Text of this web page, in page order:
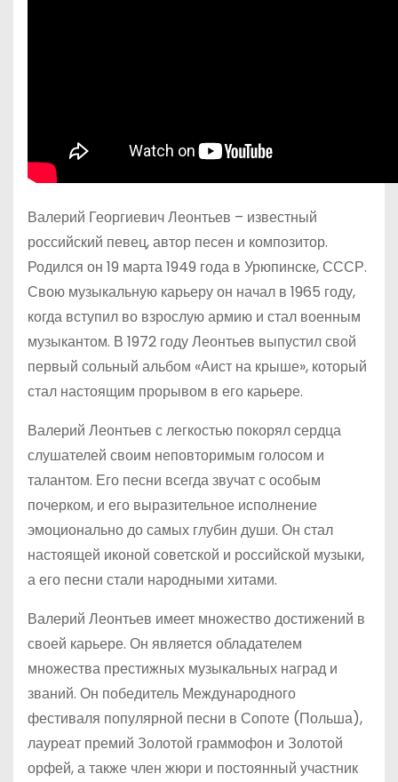
Валерий Георгиевич Леонтьев – известный
российский певец, автор песен и композитор.
Родился он 19 марта 1949 года в Урюпинске, СССР.
Свою музыкальную карьеру он начал в 1965 году,
когда вступил во взрослую армию и стал военным
музыкантом. В 1972 году Леонтьев выпустил свой
первый сольный альбом «Аист на крыше», который
стал настоящим прорывом в его карьере.
Валерий Леонтьев с легкостью покорял сердца
слушателей своим неповторимым голосом и
талантом. Его песни всегда звучат с особым
почерком, и его выразительное исполнение
эмоционально до самых глубин души. Он стал
настоящей иконой советской и российской музыки,
а его песни стали народными хитами.
Валерий Леонтьев имеет множество достижений в
своей карьере. Он является обладателем
множества престижных музыкальных наград и
званий. Он победитель Международного
фестиваля популярной песни в Сопоте (Польша),
лауреат премий Золотой граммофон и Золотой
орфей, а также член жюри и постоянный участник